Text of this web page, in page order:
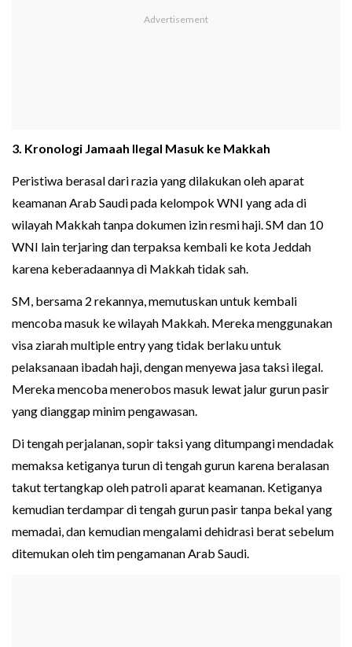
3. Kronologi Jamaah Ilegal Masuk ke Makkah
Peristiwa berasal dari razia yang dilakukan oleh aparat
keamanan Arab Saudi pada kelompok WNI yang ada di
wilayah Makkah tanpa dokumen izin resmi haji. SM dan 10
WNI lain terjaring dan terpaksa kembali ke kota Jeddah
karena keberadaannya di Makkah tidak sah.
SM, bersama 2 rekannya, memutuskan untuk kembali
mencoba masuk ke wilayah Makkah. Mereka menggunakan
visa ziarah multiple entry yang tidak berlaku untuk
pelaksanaan ibadah haji, dengan menyewa jasa taksi ilegal.
Mereka mencoba menerobos masuk lewat jalur gurun pasir
yang dianggap minim pengawasan.
Di tengah perjalanan, sopir taksi yang ditumpangi mendadak
memaksa ketiganya turun di tengah gurun karena beralasan
takut tertangkap oleh patroli aparat keamanan. Ketiganya
kemudian terdampar di tengah gurun pasir tanpa bekal yang
memadai, dan kemudian mengalami dehidrasi berat sebelum
ditemukan oleh tim pengamanan Arab Saudi.